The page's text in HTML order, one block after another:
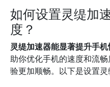
如何设置灵缇加
度？
灵缇加速器能显著提升手机
助你优化手机的速度和流
验更加顺畅。以下是设置灵